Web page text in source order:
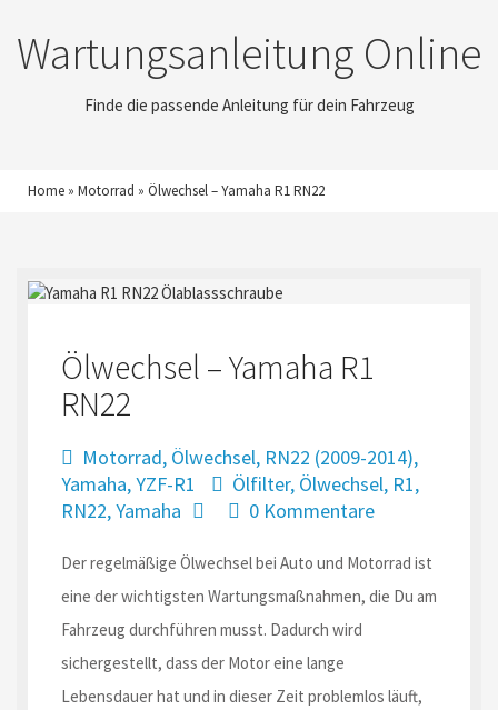
Wartungsanleitung Online
Finde die passende Anleitung für dein Fahrzeug
Home » Motorrad » Ölwechsel – Yamaha R1 RN22
Ölwechsel – Yamaha R1
RN22
Motorrad, Ölwechsel, RN22 (2009-2014),
Yamaha,YZF-R1 Ölfilter, Ölwechsel, R1,
RN22,Yamaha 0 Kommentare
Der regelmäßige Ölwechsel bei Auto und Motorrad ist
eine der wichtigsten Wartungsmaßnahmen, die Du am
Fahrzeug durchführen musst. Dadurch wird
sichergestellt, dass der Motor eine lange
Lebensdauer hat und in dieser Zeit problemlos läuft,